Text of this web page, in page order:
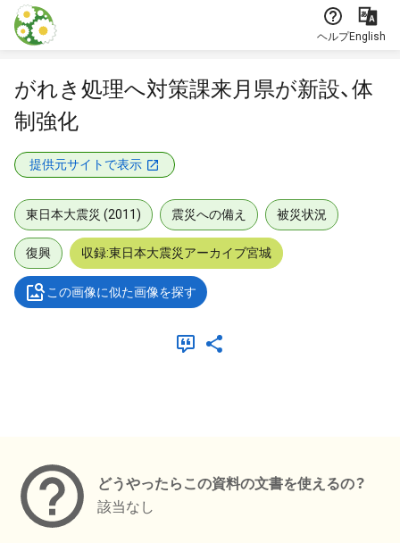
本文に飛ぶ
ヘルプEnglish
がれき処理へ対策課来月県が新設、体
制強化
提供元サイトで表示
東日本大震災 (2011) 震災への備え 被災状況
復興 収録:東日本大震災アーカイブ宮城
この画像に似た画像を探す
どうやったらこの資料の文書を使えるの？
該当なし